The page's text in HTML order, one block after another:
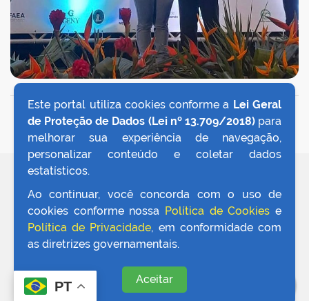
VOLTAR AO TOPO
Este portal utiliza cookies conforme a Lei Geral
de Proteção de Dados (Lei nº 13.709/2018)para
melhorar sua experiência de navegação,
personalizar conteúdo e coletar dados
estatísticos.
Ao continuar, você concorda com o uso de
cookies conforme nossa Política de Cookies e
Política de Privacidade, em conformidade com
as diretrizes governamentais.
Aceitar
PT